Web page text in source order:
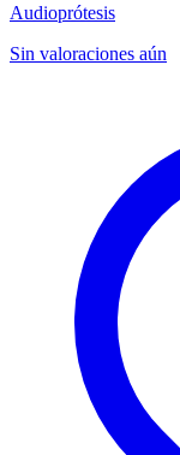
Audioprótesis
Sin valoraciones aún